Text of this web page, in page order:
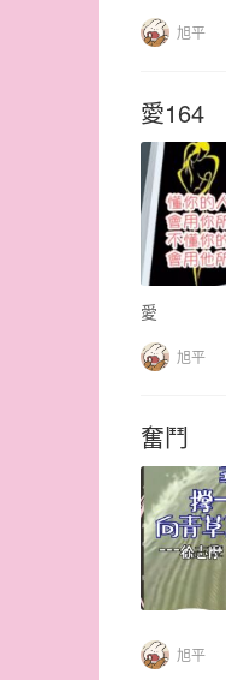
旭平
愛164
愛
旭平
奮鬥
旭平